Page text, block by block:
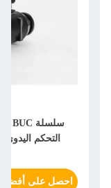
التحكم
احصل على